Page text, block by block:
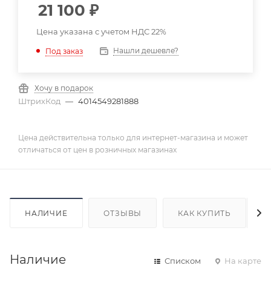
21 100 ₽
Цена указана с учетом НДС 22%
Под заказ Нашли дешевле?
Хочу в подарок
ШтрихКод — 4014549281888
Цена действительна только для интернет-магазина и может
отличаться от цен в розничных магазинах
НАЛИЧИЕ ОТЗЫВЫ КАК КУПИТЬ
Наличие Списком На карте